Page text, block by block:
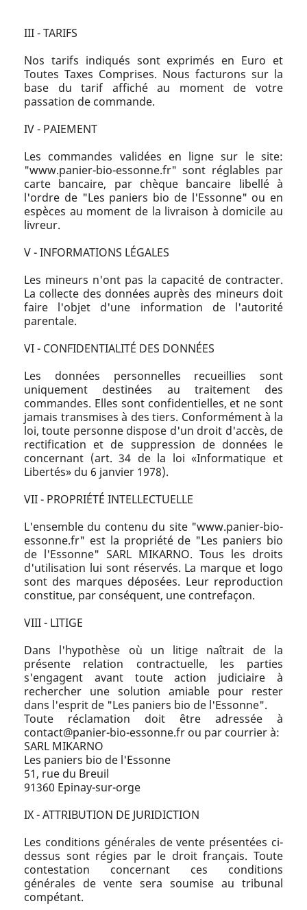
III - TARIFS
Nos tarifs indiqués sont exprimés en Euro et
Toutes Taxes Comprises. Nous facturons sur la
base du tarif affiché au moment de votre
passation de commande.
IV - PAIEMENT
Les commandes validées en ligne sur le site:
"www.panier-bio-essonne.fr" sont réglables par
carte bancaire, par chèque bancaire libellé à
l'ordre de "Les paniers bio de l'Essonne" ou en
espèces au moment de la livraison à domicile au
livreur.
V - INFORMATIONS LÉGALES
Les mineurs n'ont pas la capacité de contracter.
La collecte des données auprès des mineurs doit
faire l'objet d'une information de l'autorité
parentale.
VI - CONFIDENTIALITÉ DES DONNÉES
Les données personnelles recueillies sont
uniquement destinées au traitement des
commandes. Elles sont confidentielles, et ne sont
jamais transmises à des tiers. Conformément à la
loi, toute personne dispose d'un droit d'accès, de
rectification et de suppression de données le
concernant (art. 34 de la loi «Informatique et
Libertés» du 6 janvier 1978).
VII - PROPRIÉTÉ INTELLECTUELLE
L'ensemble du contenu du site "www.panier-bio-
essonne.fr" est la propriété de "Les paniers bio
de l'Essonne" SARL MIKARNO. Tous les droits
d'utilisation lui sont réservés. La marque et logo
sont des marques déposées. Leur reproduction
constitue, par conséquent, une contrefaçon.
VIII - LITIGE
Dans l'hypothèse où un litige naîtrait de la
présente relation contractuelle, les parties
s'engagent avant toute action judiciaire à
rechercher une solution amiable pour rester
dans l'esprit de "Les paniers bio de l'Essonne".
Toute réclamation doit être adressée à
contact@panier-bio-essonne.fr ou par courrier à:
SARL MIKARNO
Les paniers bio de l'Essonne
51, rue du Breuil
91360 Epinay-sur-orge
IX - ATTRIBUTION DE JURIDICTION
Les conditions générales de vente présentées ci-
dessus sont régies par le droit français. Toute
contestation concernant ces conditions
générales de vente sera soumise au tribunal
compétant.